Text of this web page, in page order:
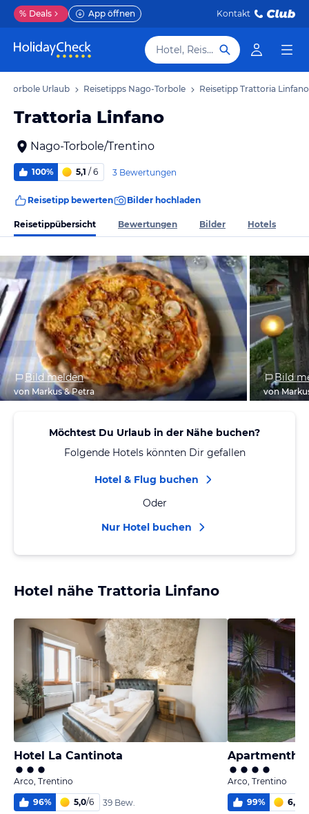
% Deals App öffnen Kontakt
Hotel, Reiseziel
Torbole Urlaub Reisetipps Nago-Torbole Reisetipp Trattoria Linfano
Trattoria Linfano
Nago-Torbole/Trentino
100% 5,1 / 6 3 Bewertungen
Reisetipp bewerten Bilder hochladen
Reisetippübersicht Bewertungen Bilder Hotels
Bild melden
von Markus & Petra
Bild
von
Möchtest Du Urlaub in der Nähe buchen?
Folgende Hotels könnten Dir gefallen
Hotel & Flug buchen
Oder
Nur Hotel buchen
Hotel nähe Trattoria Linfano
Hotel La Cantinota
Arco, Trentino
96% 5,0/6 39 Bew.
Arco, Trentino
99% 6,0